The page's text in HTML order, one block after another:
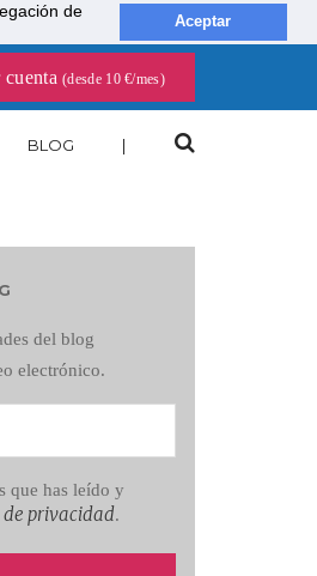
de
Aceptar
cuenta(desde 10 €/mes)
BLOG |
del blog
electrónico.
que has leído y
privacidad.